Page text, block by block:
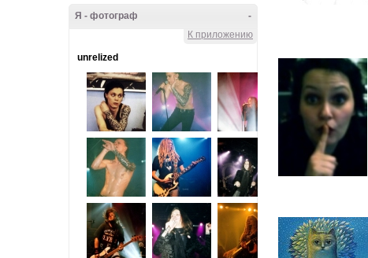
-
Я - фотограф
К приложению
unrelized